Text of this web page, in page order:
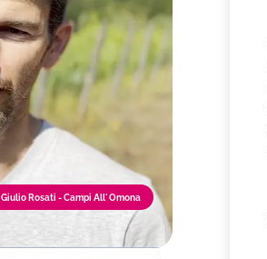
Giulio Rosati - Campi All' Omona